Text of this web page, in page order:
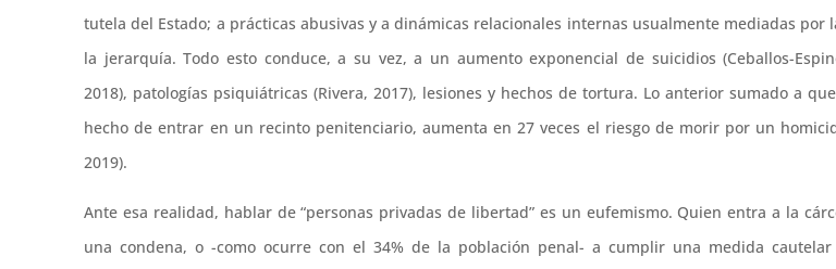
tutela del Estado; a prácticas abusivas y a dinámicas relacionales internas usualmente mediadas por
la jerarquía. Todo esto conduce, a su vez, a un aumento exponencial de suicidios (Ceballos-
2018), patologías psiquiátricas (Rivera, 2017), lesiones y hechos de tortura. Lo anterior sumado a
hecho de entrar en un recinto penitenciario, aumenta en 27 veces el riesgo de morir por un
2019).
Ante esa realidad, hablar de “personas privadas de libertad” es un eufemismo. Quien entra a la
una condena, o -como ocurre con el 34% de la población penal- a cumplir una medida cautelar